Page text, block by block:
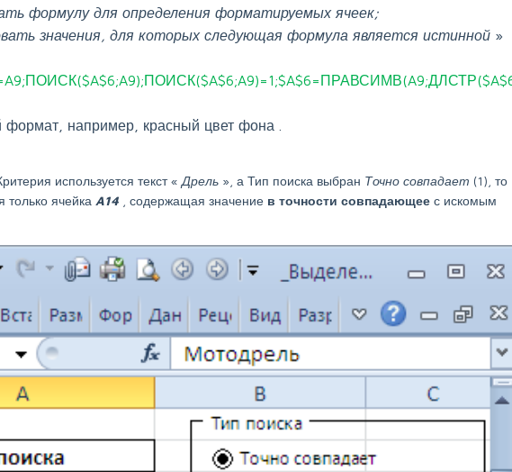
формулу для определения форматируемых ячеек;
значения, для которых следующая формула является истинной »
например, красный цвет фона .
используется текст « Дрель », а Тип поиска выбран Точно совпадает (1), то
ячейка A14 , содержащая значение в точности совпадающее с искомым